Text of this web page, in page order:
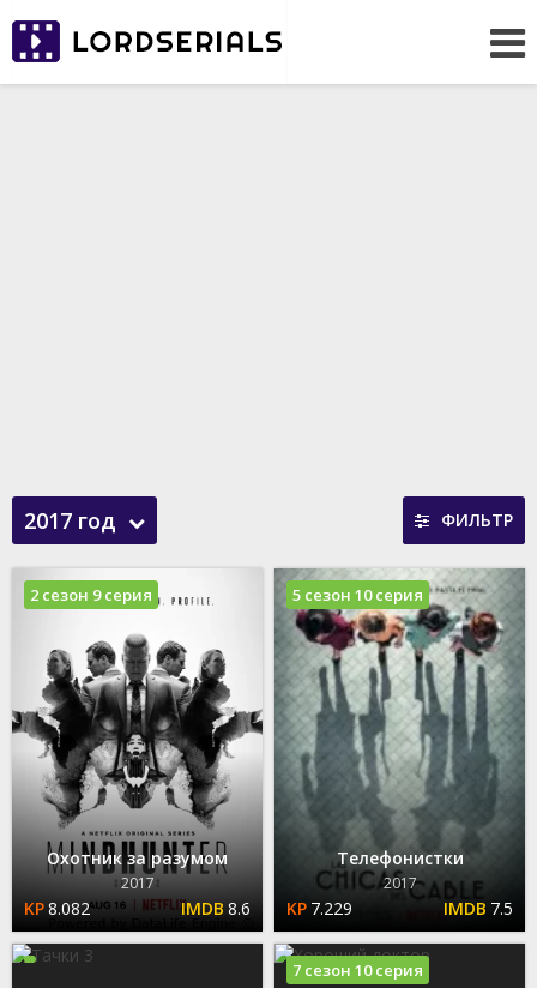
2017 год ФИЛЬТР
Охотник за разумом
2017
8.082 8.6
2 сезон 9 серия
Телефонистки
2017
7.229 7.5
5 сезон 10 серия
7 сезон 10 серия